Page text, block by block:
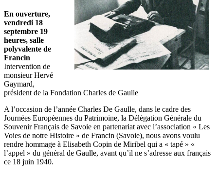
En ouverture,
vendredi 18
septembre 19
heures, salle
polyvalente de
Francin
Intervention de
monsieur Hervé
Gaymard,
président de la Fondation Charles de Gaulle
A l’occasion de l’année Charles De Gaulle, dans le cadre des
Journées Européennes du Patrimoine, la Délégation Générale du
Souvenir Français de Savoie en partenariat avec l’association « Les
Voies de notre Histoire » de Francin (Savoie), nous avons voulu
rendre hommage à Elisabeth Copin de Miribel qui a « tapé » «
l’appel » du général de Gaulle, avant qu’il ne s’adresse aux français
ce 18 juin 1940.